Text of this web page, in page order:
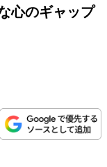
心のギャップ